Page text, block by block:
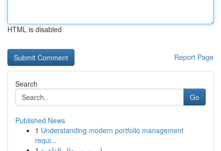
HTML is disabled
Report Page
Search
Go
Published News
1 Understanding modern portfolio management
requi...